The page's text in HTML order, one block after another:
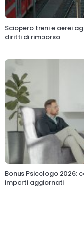
Sciopero treni e aerei
diritti di rimborso
Bonus Psicologo 2026:
importi aggiornati